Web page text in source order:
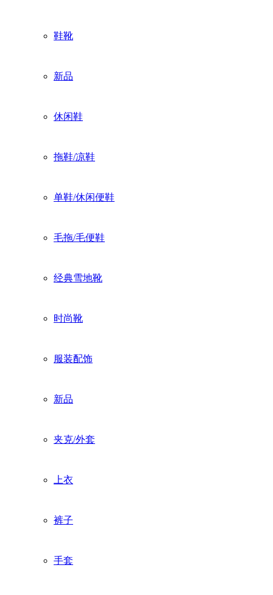
鞋靴
新品
休闲鞋
拖鞋/凉鞋
单鞋/休闲便鞋
毛拖/毛便鞋
经典雪地靴
时尚靴
服装配饰
新品
夹克/外套
上衣
裤子
手套